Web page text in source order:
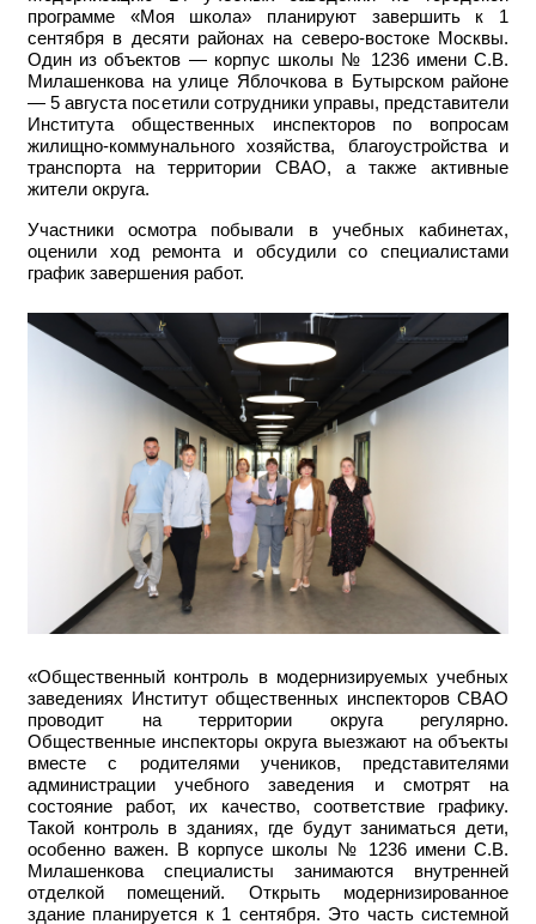
программе «Моя школа» планируют завершить к 1
сентября в десяти районах на северо-востоке Москвы.
Один из объектов — корпус школы № 1236 имени С.В.
Милашенкова на улице Яблочкова в Бутырском районе
— 5 августа посетили сотрудники управы, представители
Института общественных инспекторов по вопросам
жилищно-коммунального хозяйства, благоустройства и
транспорта на территории СВАО, а также активные
жители округа.
Участники осмотра побывали в учебных кабинетах,
оценили ход ремонта и обсудили со специалистами
график завершения работ.
«Общественный контроль в модернизируемых учебных
заведениях Институт общественных инспекторов СВАО
проводит на территории округа регулярно.
Общественные инспекторы округа выезжают на объекты
вместе с родителями учеников, представителями
администрации учебного заведения и смотрят на
состояние работ, их качество, соответствие графику.
Такой контроль в зданиях, где будут заниматься дети,
особенно важен. В корпусе школы № 1236 имени С.В.
Милашенкова специалисты занимаются внутренней
отделкой помещений. Открыть модернизированное
здание планируется к 1 сентября. Это часть системной